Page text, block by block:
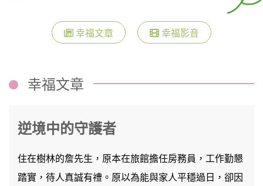
幸福文章 幸福影音
幸福文章
逆境中的守護者
住在樹林的詹先生，原本在旅館擔任房務員，工作勤懇
踏實，待人真誠有禮。原以為能與家人平穩過日，卻因